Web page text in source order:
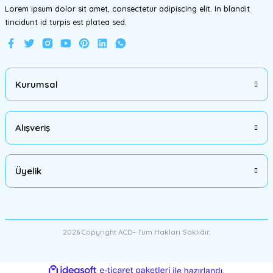
Lorem ipsum dolor sit amet, consectetur adipiscing elit. In blandit
tincidunt id turpis est platea sed.
Kurumsal
Alışveriş
Üyelik
2026 Copyright ACD- Tüm Hakları Saklıdır.
ideasoft e-